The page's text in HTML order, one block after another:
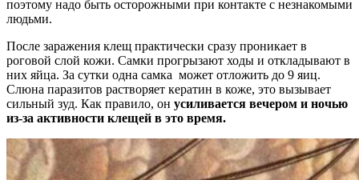
поэтому надо быть осторожными при контакте с незнакомыми
людьми.
После заражения клещ практически сразу проникает в
роговой слой кожи. Самки прогрызают ходы и откладывают в
них яйца. За сутки одна самка может отложить до 9 яиц.
Слюна паразитов растворяет кератин в коже, это вызывает
сильный зуд. Как правило, он усиливается вечером и ночью
из-за активности клещей в это время.